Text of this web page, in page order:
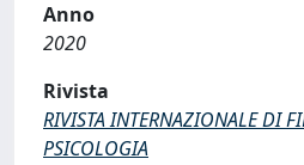
Anno
2020
Rivista
RIVISTA INTERNAZIONALE DI
PSICOLOGIA